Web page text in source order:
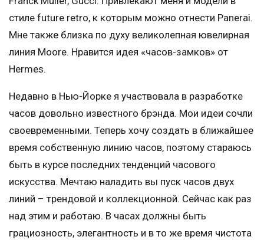
стиле future retro, к которым можно отнести Panerai.
Мне также близка по духу великолепная ювелирная
линия Moore. Нравится идея «часов-замков» от
Hermes.
Недавно в Нью-Йорке я участвовала в разработке
часов довольно известного брэнда. Мои идеи сочли
своевременными. Теперь хочу создать в ближайшее
время собственную линию часов, поэтому стараюсь
быть в курсе последних тенденций часового
искусства. Мечтаю наладить вы пуск часов двух
линий – трендовой и коллекционной. Сейчас как раз
над этим и работаю. В часах должны быть
грациозность, элегантность и в то же время чистота